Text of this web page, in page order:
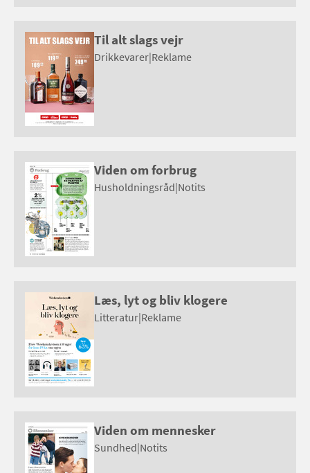
Til alt slags vejr
Drikkevarer|Reklame
Viden om forbrug
Husholdningsråd|Notits
Læs, lyt og bliv klogere
Litteratur|Reklame
Viden om mennesker
Sundhed|Notits